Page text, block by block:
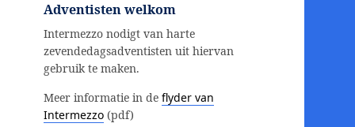
Adventisten welkom
Intermezzo nodigt van harte
zevendedagsadventisten uit hiervan
gebruik te maken.
Meer informatie in de flyder van
Intermezzo (pdf)